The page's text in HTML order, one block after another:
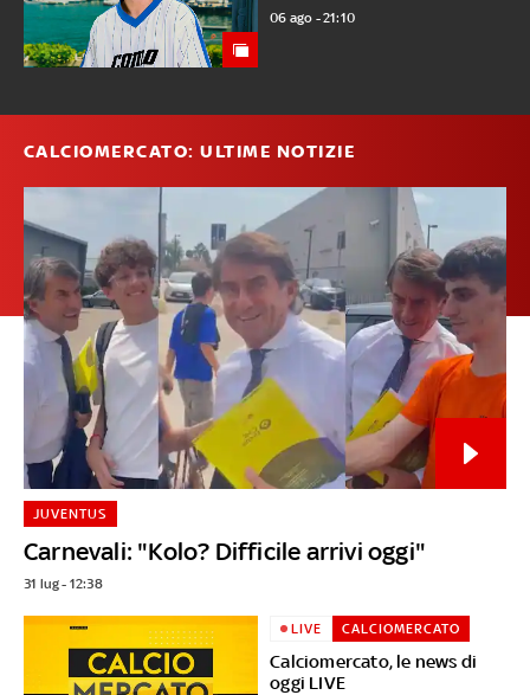
06 ago - 21:10
CALCIOMERCATO: ULTIME NOTIZIE
Carnevali: "Kolo? Difficile arrivi oggi"
JUVENTUS
31 lug - 12:38
Calciomercato, le news di
oggi LIVE
LIVE CALCIOMERCATO